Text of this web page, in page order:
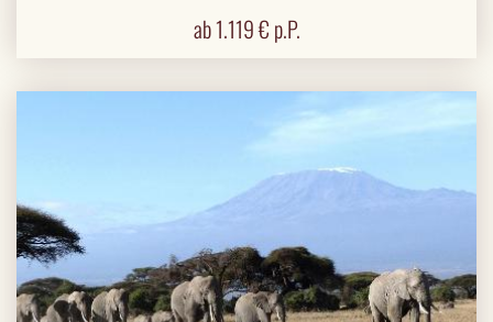
ab1.119€ p.P.